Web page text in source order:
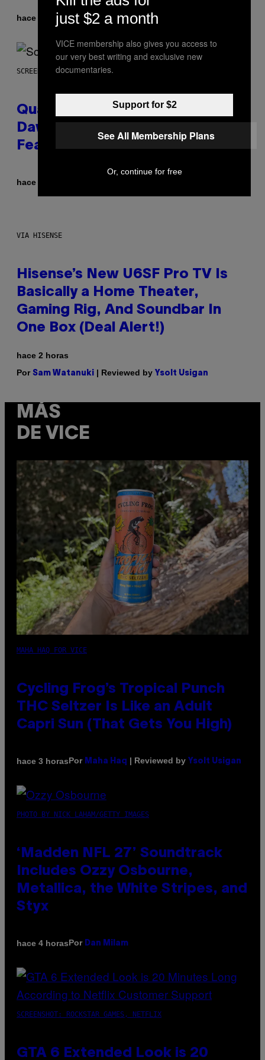
hace 2 horasPorStephen Andrew Galiher
SCREENSHOT: MACHINEGAMES/ID SOFTWARE
Quake Returns With Surprise
Dawn of the Machine Update
Featuring 19 New Maps
hace 2 horas
VIA HISENSE
Hisense’s New U6SF Pro TV Is
Basically a Home Theater,
Gaming Rig, And Soundbar In
One Box (Deal Alert!)
hace 2 horas
Por Sam Watanuki | Reviewed by Ysolt Usigan
MÁS
DE VICE
MAHA HAQ FOR VICE
Cycling Frog’s Tropical Punch
THC Seltzer Is Like an Adult
Capri Sun (That Gets You High)
hace 3 horasPor Maha Haq | Reviewed by Ysolt Usigan
PHOTO BY NICK LAHAM/GETTY IMAGES
‘Madden NFL 27’ Soundtrack
Includes Ozzy Osbourne,
Metallica, the White Stripes, and
Styx
hace 4 horasPor Dan Milam
SCREENSHOT: ROCKSTAR GAMES, NETFLIX
GTA 6 Extended Look is 20
just $2 a month
VICE membership also gives you access to
our very best writing and exclusive new
documentaries.
Support for $2
See All Membership Plans
Or, continue for free